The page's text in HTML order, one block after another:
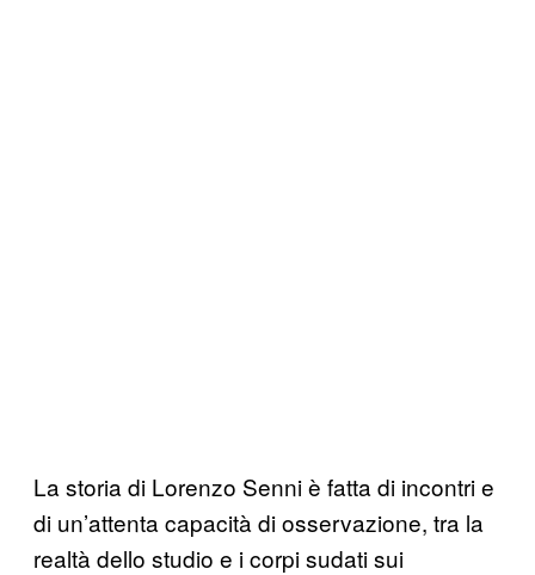
La storia di Lorenzo Senni è fatta di incontri e
di un’attenta capacità di osservazione, tra la
realtà dello studio e i corpi sudati sui